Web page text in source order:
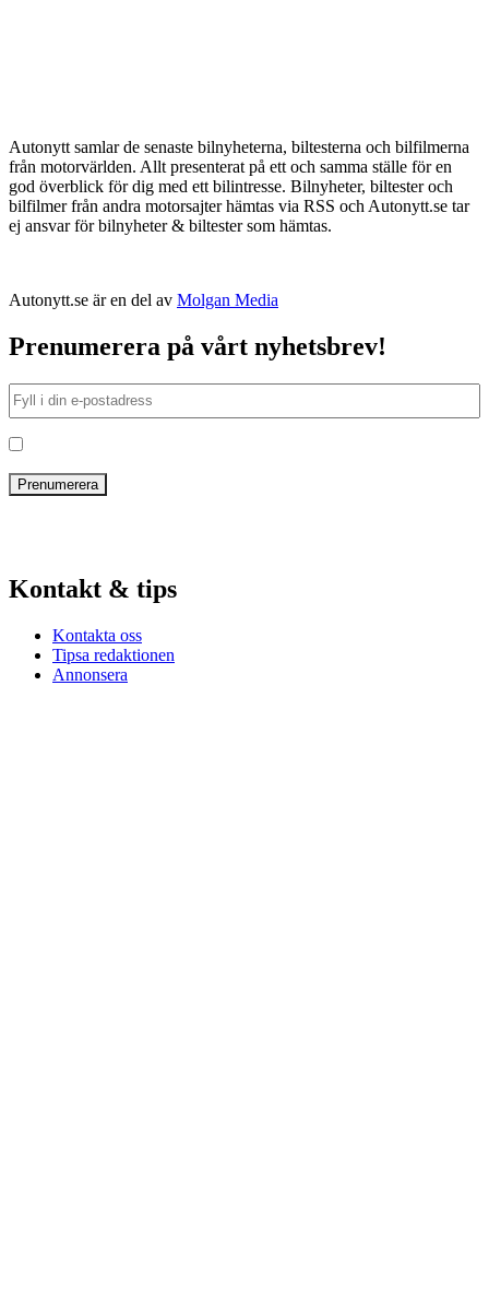
Autonytt samlar de senaste bilnyheterna, biltesterna och bilfilmerna
från motorvärlden. Allt presenterat på ett och samma ställe för en
god överblick för dig med ett bilintresse. Bilnyheter, biltester och
bilfilmer från andra motorsajter hämtas via RSS och Autonytt.se tar
ej ansvar för bilnyheter & biltester som hämtas.
Autonytt.se är en del av Molgan Media
Prenumerera på vårt nyhetsbrev!
Kontakt & tips
Kontakta oss
Tipsa redaktionen
Annonsera